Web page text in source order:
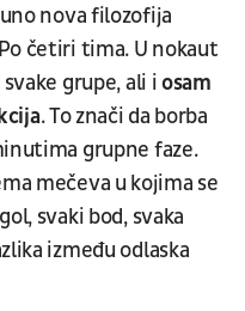
nova filozofija
četiri tima. U nokaut
grupe, ali iosam
. To znači da borba
grupne faze.
mečeva u kojima se
svaki bod, svaka
između odlaska